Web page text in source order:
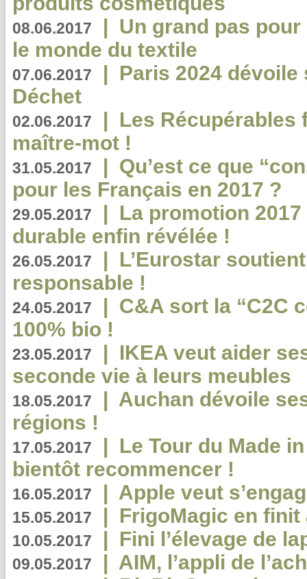
08.06.2017 | Un grand pas
le monde du textile
07.06.2017 | Paris 2024
Déchet
02.06.2017 | Les Récupérables
maître-mot !
31.05.2017 | Qu’est ce que
pour les Français en 2017 ?
29.05.2017 | La promotion
durable enfin révélée !
26.05.2017 | L’Eurostar
responsable !
24.05.2017 | C&A sort la “C2C
100% bio !
23.05.2017 | IKEA veut aider
seconde vie à leurs meubles
18.05.2017 | Auchan dévoile
régions !
17.05.2017 | Le Tour du Made
bientôt recommencer !
16.05.2017 | Apple veut
15.05.2017 | FrigoMagic en
10.05.2017 | Fini l’élevage de
09.05.2017 | AIM, l’appli de